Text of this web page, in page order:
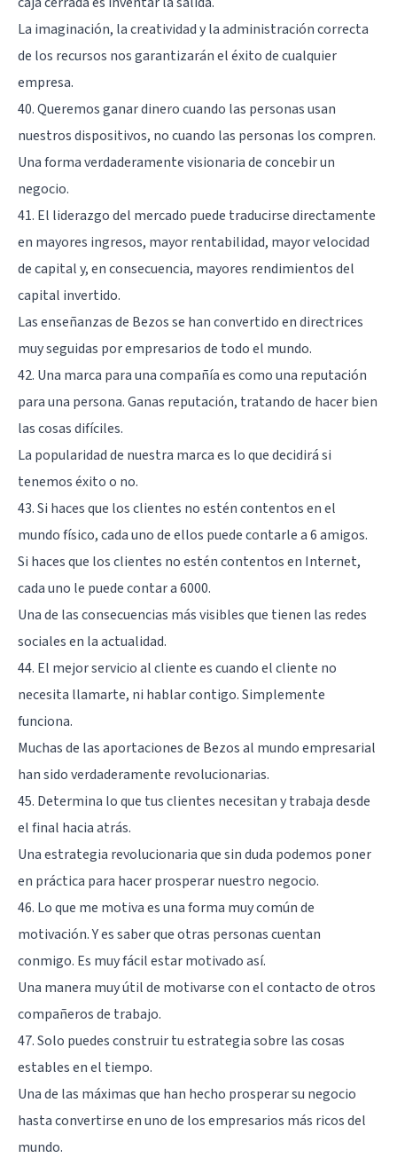
La imaginación, la creatividad y la administración correcta
de los recursos nos garantizarán el éxito de cualquier
empresa.
40. Queremos ganar dinero cuando las personas usan
nuestros dispositivos, no cuando las personas los compren.
Una forma verdaderamente visionaria de concebir un
negocio.
41. El liderazgo del mercado puede traducirse directamente
en mayores ingresos, mayor rentabilidad, mayor velocidad
de capital y, en consecuencia, mayores rendimientos del
capital invertido.
Las enseñanzas de Bezos se han convertido en directrices
muy seguidas por empresarios de todo el mundo.
42. Una marca para una compañía es como una reputación
para una persona. Ganas reputación, tratando de hacer bien
las cosas difíciles.
La popularidad de nuestra marca es lo que decidirá si
tenemos éxito o no.
43. Si haces que los clientes no estén contentos en el
mundo físico, cada uno de ellos puede contarle a 6 amigos.
Si haces que los clientes no estén contentos en Internet,
cada uno le puede contar a 6000.
Una de las consecuencias más visibles que tienen las redes
sociales en la actualidad.
44. El mejor servicio al cliente es cuando el cliente no
necesita llamarte, ni hablar contigo. Simplemente
funciona.
Muchas de las aportaciones de Bezos al mundo empresarial
han sido verdaderamente revolucionarias.
45. Determina lo que tus clientes necesitan y trabaja desde
el final hacia atrás.
Una estrategia revolucionaria que sin duda podemos poner
en práctica para hacer prosperar nuestro negocio.
46. Lo que me motiva es una forma muy común de
motivación. Y es saber que otras personas cuentan
conmigo. Es muy fácil estar motivado así.
Una manera muy útil de motivarse con el contacto de otros
compañeros de trabajo.
47. Solo puedes construir tu estrategia sobre las cosas
estables en el tiempo.
Una de las máximas que han hecho prosperar su negocio
hasta convertirse en uno de los empresarios más ricos del
mundo.